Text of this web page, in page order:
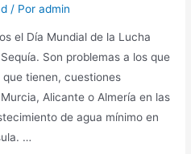
/ Poradmin
el Día Mundial de la Lucha
Son problemas a los que
tienen, cuestiones
Alicante o Almería en las
de agua mínimo en
…